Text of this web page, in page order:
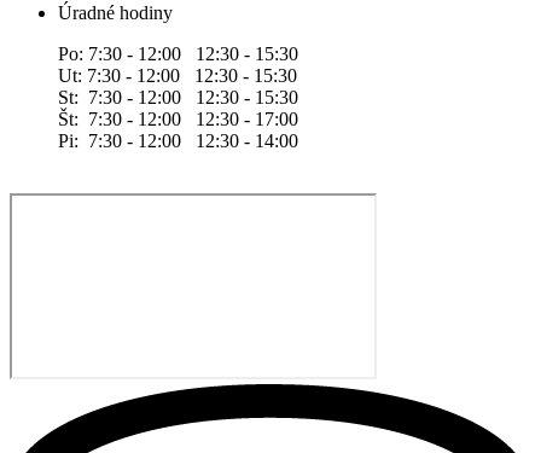
Úradné hodiny
Po: 7:30 - 12:00 12:30 - 15:30
Ut: 7:30 - 12:00 12:30 - 15:30
St: 7:30 - 12:00 12:30 - 15:30
Št: 7:30 - 12:00 12:30 - 17:00
Pi: 7:30 - 12:00 12:30 - 14:00